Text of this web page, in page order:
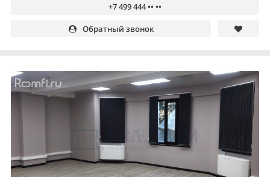
+7 499 444 •• ••
Обратный звонок